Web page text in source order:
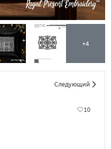
+4
Следующий
10